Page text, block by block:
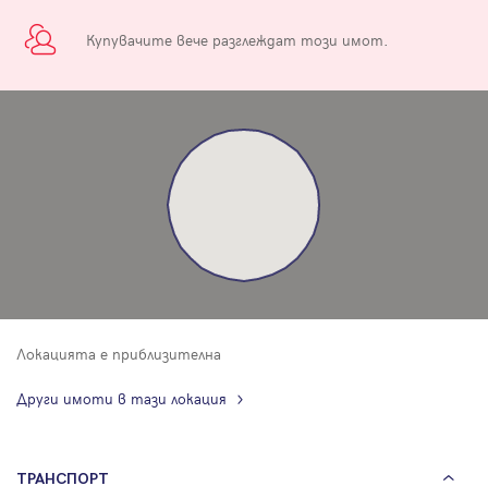
Купувачите вече разглеждат този имот.
Локацията е приблизителна
Други имоти в тази локация
ТРАНСПОРТ